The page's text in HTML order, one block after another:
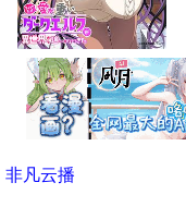
非凡云播